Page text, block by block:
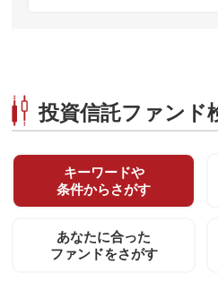
投資信託ファンド
キーワードや
条件からさがす
あなたに合った
ファンドをさがす